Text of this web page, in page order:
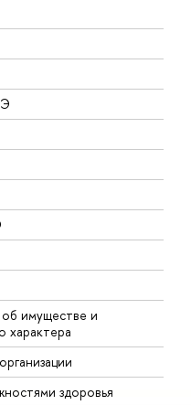
имуществе и
характера
здоровья